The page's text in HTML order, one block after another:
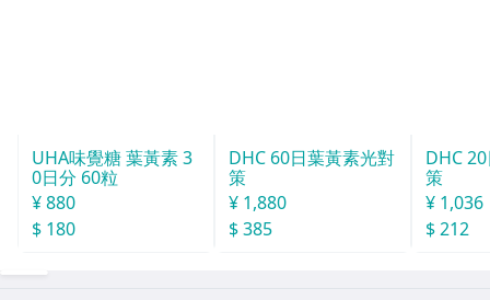
UHA味覺糖 葉黃素 3
0日分 60粒
¥ 880
$ 180
¥ 1,880
$ 385
DHC
策